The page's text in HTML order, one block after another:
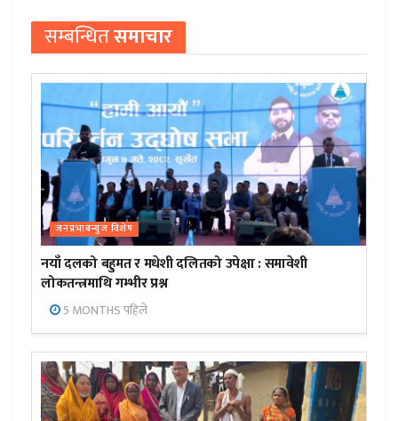
सम्बन्धितसमाचार
जनप्रभाबन्युज विशेष
नयाँ दलको बहुमत र मधेशी दलितको उपेक्षा : समावेशी
लोकतन्त्रमाथि गम्भीर प्रश्न
5 MONTHS पहिले